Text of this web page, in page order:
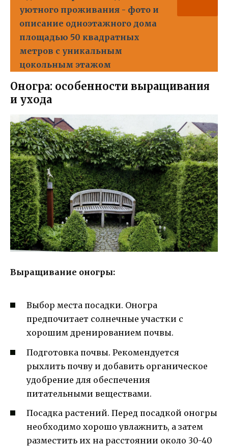
уютного проживания - фото и
описание одноэтажного дома
площадью 50 квадратных
метров с уникальным
цокольным этажом
Оногра: особенности выращивания
и ухода
Выращивание оногры:
Выбор места посадки. Оногра
предпочитает солнечные участки с
хорошим дренированием почвы.
Подготовка почвы. Рекомендуется
рыхлить почву и добавить органическое
удобрение для обеспечения
питательными веществами.
Посадка растений. Перед посадкой оногры
необходимо хорошо увлажнить, а затем
разместить их на расстоянии около 30-40